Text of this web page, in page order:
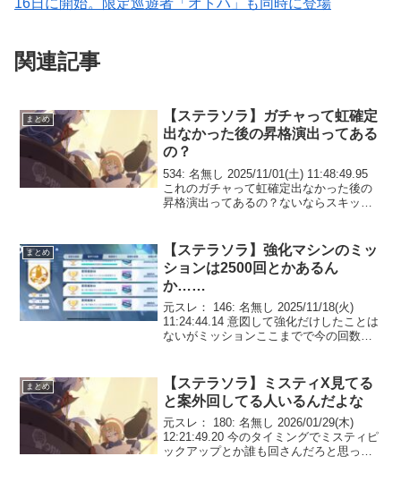
16日に開始。限定巡遊者「オトハ」も同時に登場
関連記事
まとめ
【ステラソラ】ガチャって虹確定
出なかった後の昇格演出ってある
の？
534: 名無し 2025/11/01(土) 11:48:49.95
これのガチャって虹確定出なかった後の
昇格演出ってあるの？ないならスキップ
まとめ
【ステラソラ】強化マシンのミッ
ションは2500回とかあるん
か……
元スレ： 146: 名無し 2025/11/18(火)
11:24:44.14 意図して強化だけしたことは
ないがミッションここまでで今の回数は
まとめ
【ステラソラ】ミスティX見てる
と案外回してる人いるんだよな
元スレ： 180: 名無し 2026/01/29(木)
12:21:49.20 今のタイミングでミスティピ
ックアップとか誰も回さんだろと思って